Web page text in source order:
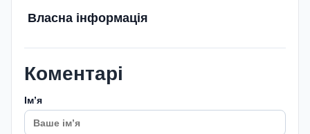
Власна інформація
Коментарі
Імʼя